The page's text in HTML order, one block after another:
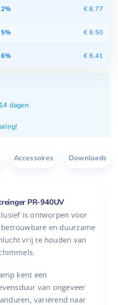
2% €8.77
5% €8.50
6% €8.41
dagen
Accessoires Downloads
PR-940UV
is ontworpen voor
en duurzame
vrij te houden van
kent een
van ongeveer
variërend naar